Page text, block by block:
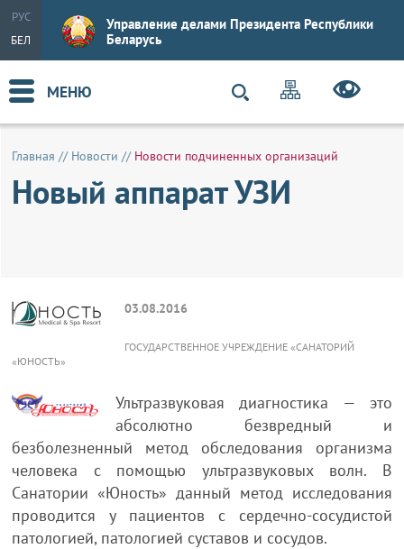
РУС
БЕЛ
Управление делами Президента Республики
Беларусь
МЕНЮ
Главная // Новости // Новости подчиненных организаций
Новый аппарат УЗИ
03.08.2016
ГОСУДАРСТВЕННОЕ УЧРЕЖДЕНИЕ «САНАТОРИЙ
«ЮНОСТЬ»
Ультразвуковая диагностика — это
абсолютно безвредный и
безболезненный метод обследования организма
человека с помощью ультразвуковых волн. В
Санатории «Юность» данный метод исследования
проводится у пациентов с сердечно-сосудистой
патологией, патологией суставов и сосудов.